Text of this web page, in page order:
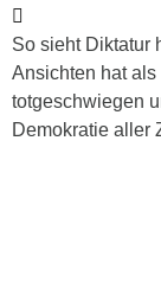
So sieht Diktatur
Ansichten hat
totgeschwiegen
Demokratie aller